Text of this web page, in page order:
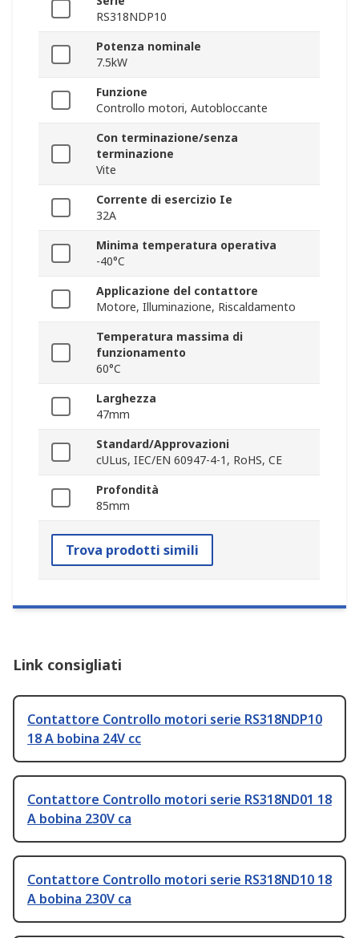
RS318NDP10
Potenza nominale
7.5kW
Funzione
Controllo motori, Autobloccante
Con terminazione/senza
terminazione
Vite
Corrente di esercizio Ie
32A
Minima temperatura operativa
-40°C
Applicazione del contattore
Motore, Illuminazione, Riscaldamento
Temperatura massima di
funzionamento
60°C
Larghezza
47mm
Standard/Approvazioni
cULus, IEC/EN 60947-4-1, RoHS, CE
Profondità
85mm
Trova prodotti simili
Link consigliati
Contattore Controllo motori serie RS318NDP10
18 A bobina 24V cc
Contattore Controllo motori serie RS318ND01 18
A bobina 230V ca
Contattore Controllo motori serie RS318ND10 18
A bobina 230V ca